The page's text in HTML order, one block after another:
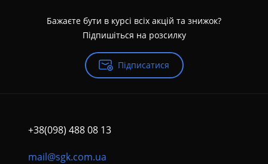
Бажаєте бути в курсі всіх акцій та знижок?
Підпишіться на розсилку
Підписатися
+38(098) 488 08 13
mail@sgk.com.ua